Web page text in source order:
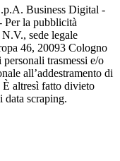
Business Digital -
Per la pubblicità
sede legale
46, 20093 Cologno
trasmessi e/o
all’addestramento di
altresì fatto divieto
data scraping.